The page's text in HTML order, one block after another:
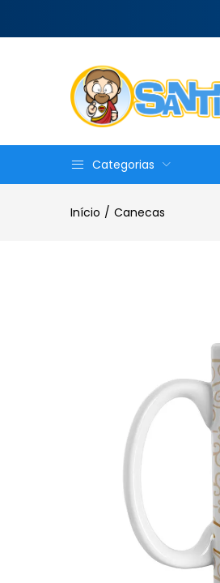
Categorias
Início Canecas